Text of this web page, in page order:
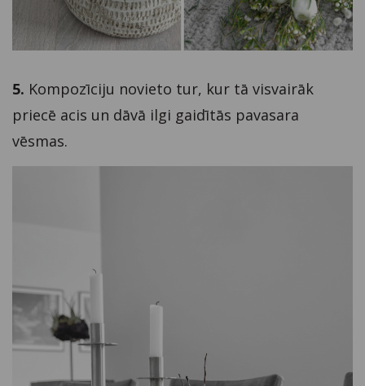
5. Kompozīciju novieto tur, kur tā visvairāk
priecē acis un dāvā ilgi gaidītās pavasara
vēsmas.